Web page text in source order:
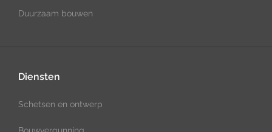
Duurzaam bouwen
Diensten
Schetsen en ontwerp